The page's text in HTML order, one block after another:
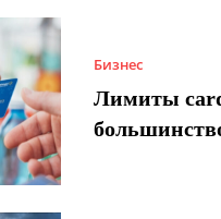
Бизнес
Лимиты